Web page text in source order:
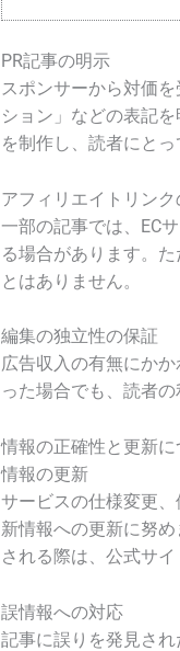
PR記事の明示
スポンサーから対価
ション」などの表記
を制作し、読者にと
アフィリエイトリン
一部の記事では、EC
る場合があります。
とはありません。
編集の独立性の保証
広告収入の有無にか
った場合でも、読者
情報の正確性と更新に
情報の更新
サービスの仕様変更
新情報への更新に努
される際は、公式サ
誤情報への対応
記事に誤りを発見さ